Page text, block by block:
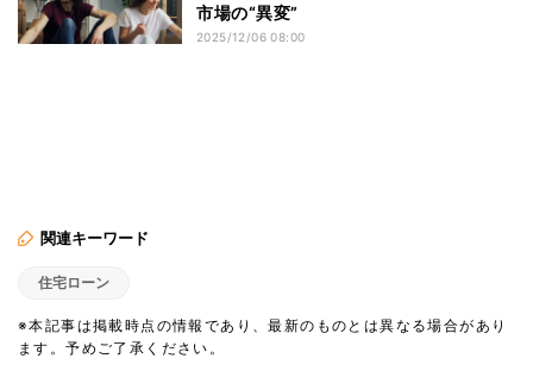
市場の“異変”
2025/12/06 08:00
関連キーワード
住宅ローン
※本記事は掲載時点の情報であり、最新のものとは異なる場合があり
ます。予めご了承ください。